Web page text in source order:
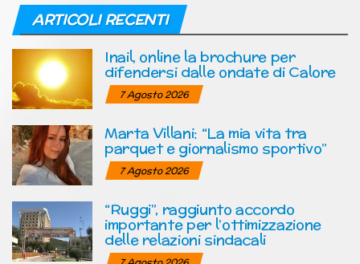
ARTICOLI RECENTI
Inail, online la brochure per
difendersi dalle ondate di Calore
7 Agosto 2026
Marta Villani: “La mia vita tra
parquet e giornalismo sportivo”
7 Agosto 2026
“Ruggi”, raggiunto accordo
importante per l’ottimizzazione
delle relazioni sindacali